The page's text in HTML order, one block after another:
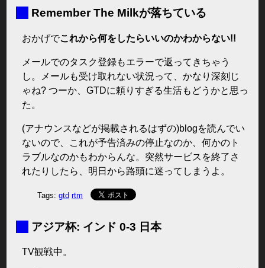
Remember The Milkが落ちている
おかげでこれから何をしたらいいのかわからない!!
メールでのタスク登録もエラーで返ってきちゃう
し。メールも受け取れない状況って、かなり深刻じ
ゃね? つーか、GTDに頼りすぎる生活もどうかと思っ
た。
(アナウンスなどが掲載されるはずの)blogを読んでい
ないので、これが予告済みの停止なのか、何かのト
ラブルなのかもわからんな。突然サービスを終了さ
れたりしたら、明日から路頭に迷ってしまうよ。
Tags: gtd rtm
アジア杯: インド 0-3 日本
TV観戦中。